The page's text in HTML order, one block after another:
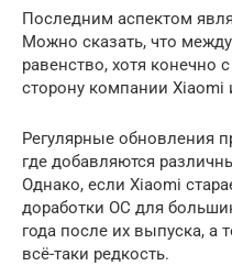
Последним аспектом
Можно сказать, что
равенство, хотя конечно
сторону компании Xiaomi
Регулярные обновления
где добавляются
Однако, если Xiaomi
доработки ОС для
года после их выпуска, а
всё-таки редкость.